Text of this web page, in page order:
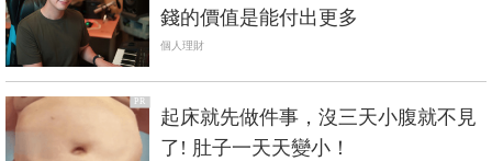
錢的價值是能付出更多
個人理財
PR
起床就先做件事，沒三天小腹就不見
了! 肚子一天天變小！